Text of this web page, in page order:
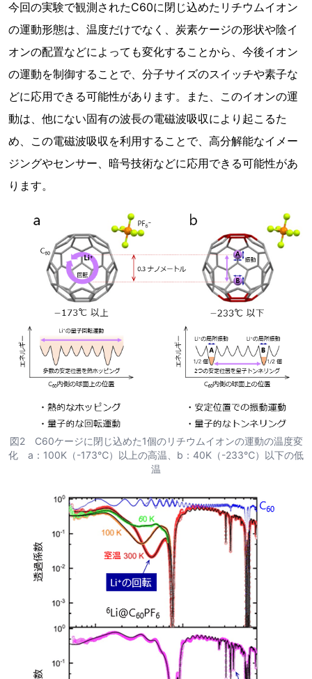
今回の実験で観測されたC60に閉じ込めたリチウムイオン
の運動形態は、温度だけでなく、炭素ケージの形状や陰イ
オンの配置などによっても変化することから、今後イオン
の運動を制御することで、分子サイズのスイッチや素子な
どに応用できる可能性があります。また、このイオンの運
動は、他にない固有の波長の電磁波吸収により起こるた
め、この電磁波吸収を利用することで、高分解能なイメー
ジングやセンサー、暗号技術などに応用できる可能性があ
ります。
図2 C60ケージに閉じ込めた1個のリチウムイオンの運動の温度変
化 a：100K（-173℃）以上の高温、b：40K（-233℃）以下の低
温